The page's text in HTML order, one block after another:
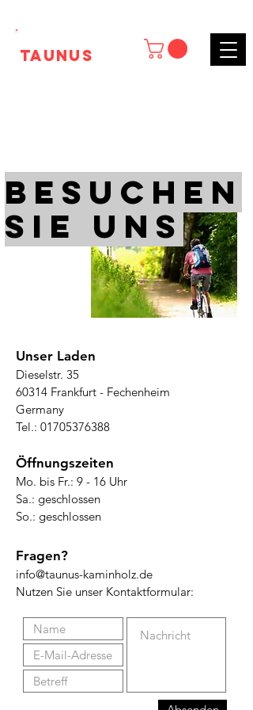
Taunus
BESUChen
Sie UNS
Unser Laden
Dieselstr. 35
60314 Frankfurt - Fechenheim
Germany
Tel.: 01705376388
Öffnungszeiten
Mo. bis Fr.: 9 - 16 Uhr
Sa.: geschlossen
So.: geschlossen
Fragen?
info@taunus-kaminholz.de
Nutzen Sie unser Kontaktformular: